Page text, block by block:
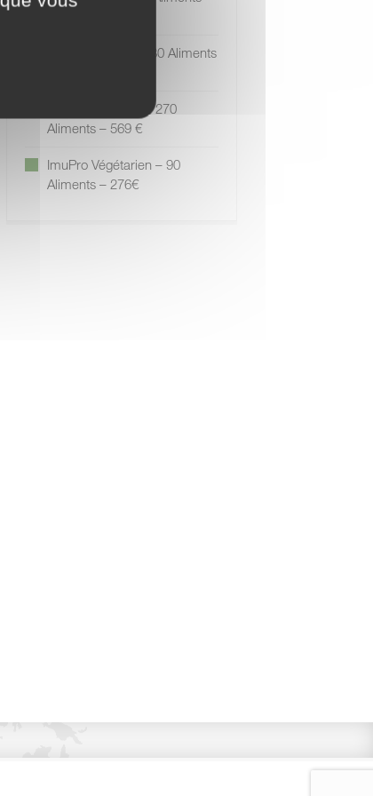
ImuPro Base ⁺ – 180 Aliments
ImuPro Complet – 270
Aliments – 569 €
ImuPro Végétarien – 90
Aliments – 276€